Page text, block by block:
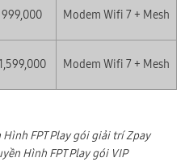
999,000 Modem Wifi 7 + Mesh
Modem Wifi 7 + Mesh
FPT Play gói giải trí Zpay
Hình FPT Play gói VIP